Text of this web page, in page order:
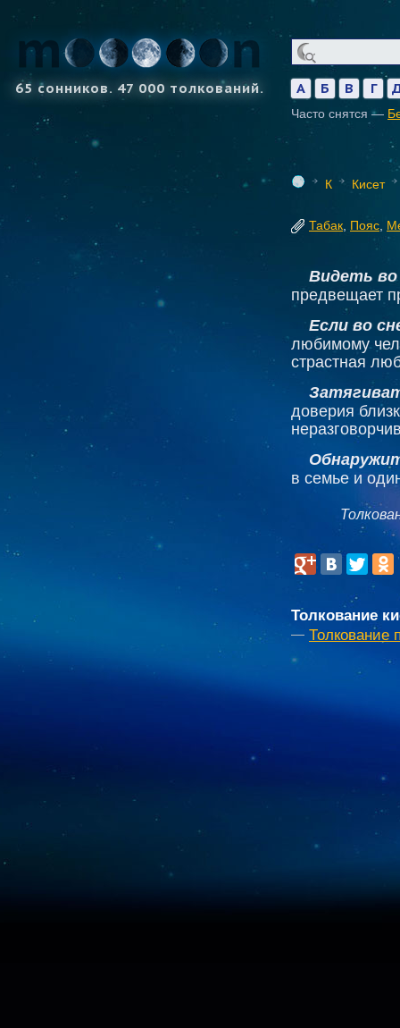
65 сонников. 47 000 толкований. А Б В Г
Часто снятся —
К Кисет
Табак Пояс
Видеть во
предвещает
Если во
любимому
страстная
доверия
в семье и
Толкование
Толкование